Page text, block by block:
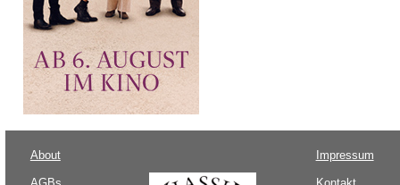
About Impressum